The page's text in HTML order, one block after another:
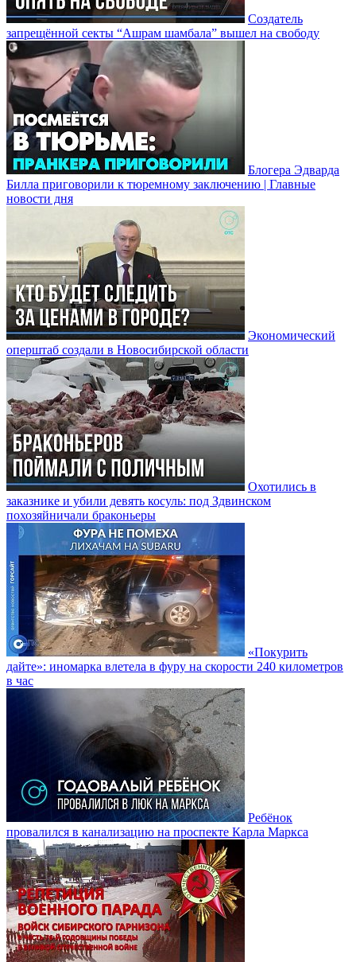
Создатель
запрещённой секты “Ашрам шамбала” вышел на свободу
Блогера Эдварда
Билла приговорили к тюремному заключению | Главные
новости дня
Экономический
оперштаб создали в Новосибирской области
Охотились в
заказнике и убили девять косуль: под Здвинском
похозяйничали браконьеры
«Покурить
дайте»: иномарка влетела в фуру на скорости 240 километров
в час
Ребёнок
провалился в канализацию на проспекте Карла Маркса